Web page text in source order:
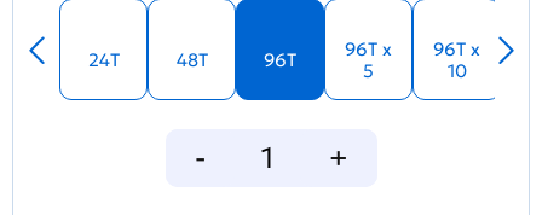
24T 48T 96T
96T x
5
96T x
10